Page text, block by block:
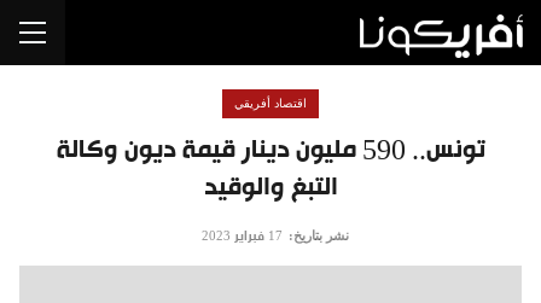
تونس.. 590 مليون دينار قيمة ديون وكالة
التبغ والوقيد
اقتصاد أفريقي
نشر بتاريخ: 17 فبراير 2023